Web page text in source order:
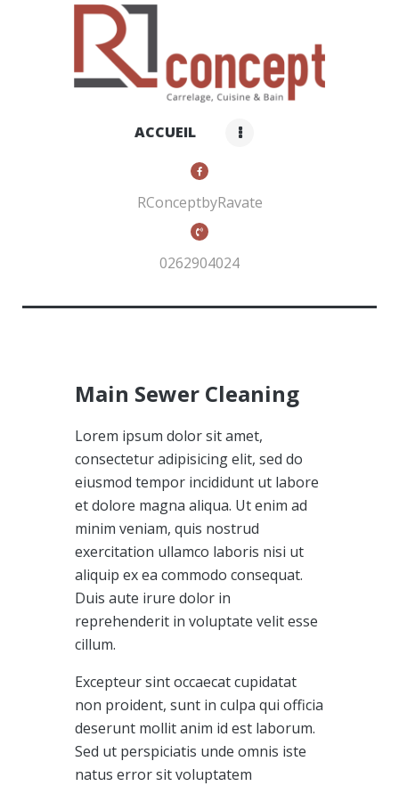
ACCUEIL
RConceptbyRavate
0262904024
RCONCEPT BY RAVATE
Carrelage, cuisines et bain
ACCUEIL
QUI SOMMES-NOUS ?
Main Sewer Cleaning
Lorem ipsum dolor sit amet,
consectetur adipisicing elit, sed do
eiusmod tempor incididunt ut labore
et dolore magna aliqua. Ut enim ad
minim veniam, quis nostrud
exercitation ullamco laboris nisi ut
aliquip ex ea commodo consequat.
Duis aute irure dolor in
reprehenderit in voluptate velit esse
cillum.
Excepteur sint occaecat cupidatat
non proident, sunt in culpa qui officia
deserunt mollit anim id est laborum.
Sed ut perspiciatis unde omnis iste
natus error sit voluptatem